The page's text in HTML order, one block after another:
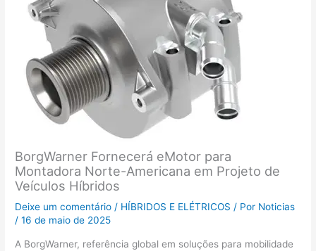
BorgWarner Fornecerá eMotor para
Montadora Norte-Americana em Projeto de
Veículos Híbridos
Deixe um comentário / HÍBRIDOS E ELÉTRICOS / Por Noticias
/16 de maio de 2025
A BorgWarner, referência global em soluções para mobilidade